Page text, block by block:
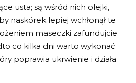
usta; są wśród nich olejki,
naskórek lepiej wchłonął te
maseczki zafundujcie
co kilka dni warto wykonać
poprawia ukrwienie i działa